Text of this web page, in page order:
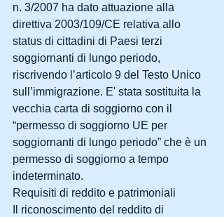
n. 3/2007 ha dato attuazione alla
direttiva 2003/109/CE relativa allo
status di cittadini di Paesi terzi
soggiornanti di lungo periodo,
riscrivendo l’articolo 9 del Testo Unico
sull’immigrazione. E' stata sostituita la
vecchia carta di soggiorno con il
“permesso di soggiorno UE per
soggiornanti di lungo periodo” che è un
permesso di soggiorno a tempo
indeterminato.
Requisiti di reddito e patrimoniali
Il riconoscimento del reddito di